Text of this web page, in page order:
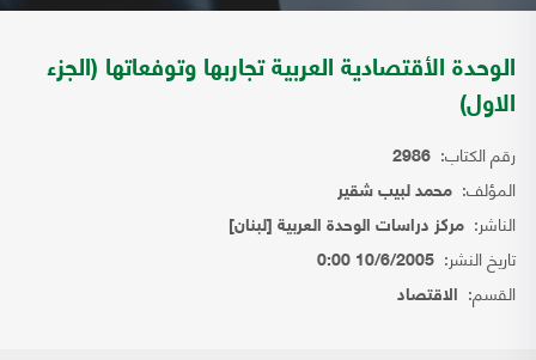
الوحدة الأقتصادية العربية تجاربها وتوفعاتها (الجزء
الاول)
رقم الكتاب: 2986
المؤلف: محمد لبيب شقير
الناشر: مركز دراسات الوحدة العربية [لبنان]
تاريخ النشر: 10/6/2005 0:00
القسم: الاقتصاد